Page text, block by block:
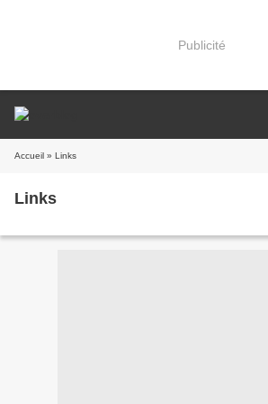
Publicité
Accueil » Links
Links